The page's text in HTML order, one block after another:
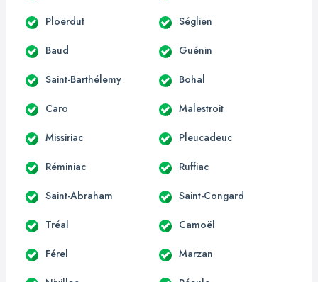
Ploërdut Séglien
Baud Guénin
Saint-Barthélemy Bohal
Caro Malestroit
Missiriac Pleucadeuc
Réminiac Ruffiac
Saint-Abraham Saint-Congard
Tréal Camoël
Férel Marzan